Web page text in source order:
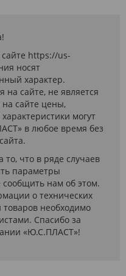
https://us-
носят
характер.
сайте, не является
сайте цены,
могут
в любое время без
что в ряде случаев
параметры
нам об этом.
о технических
товаров необходимо
Спасибо за
«Ю.С.ПЛАСТ»!